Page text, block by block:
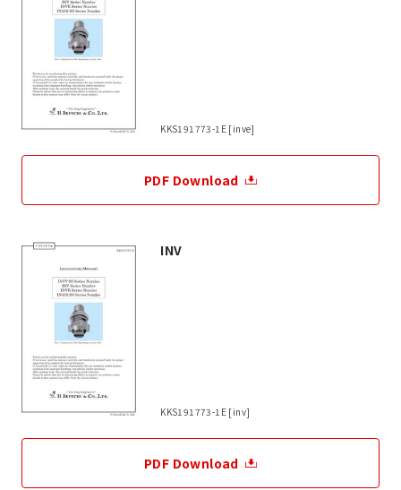
KKS191773-1E [inve]
PDF Download
INV
KKS191773-1E [inv]
PDF Download